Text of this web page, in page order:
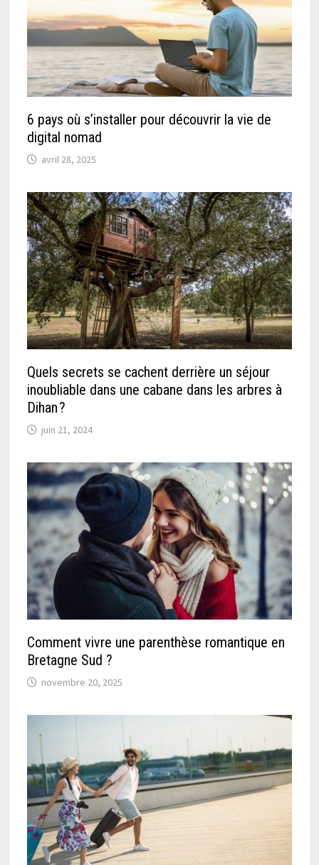
6 pays où s’installer pour découvrir la vie de
digital nomad
avril 28, 2025
Quels secrets se cachent derrière un séjour
inoubliable dans une cabane dans les arbres à
Dihan ?
juin 21, 2024
Comment vivre une parenthèse romantique en
Bretagne Sud ?
novembre 20, 2025